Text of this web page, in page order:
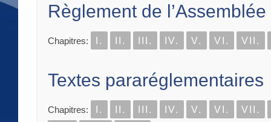
Règlement de l’Assemblée
Chapitres: I. II. III. IV. V. VI. VII.
Textes pararéglementaires
Chapitres: I. II. III. IV. V. VI.
VII.